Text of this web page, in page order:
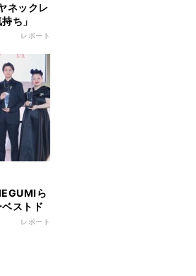
ネックレ
ち」
レポート
ら
ストド
レポート